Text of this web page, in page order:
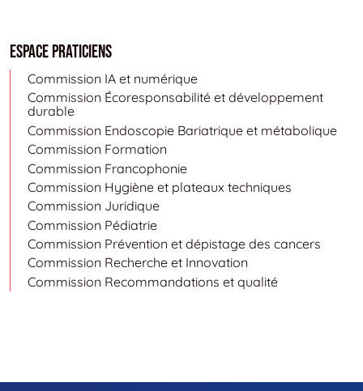
Espace Praticiens
Commission IA et numérique
Commission Écoresponsabilité et développement
durable
Commission Endoscopie Bariatrique et métabolique
Commission Formation
Commission Francophonie
Commission Hygiène et plateaux techniques
Commission Juridique
Commission Pédiatrie
Commission Prévention et dépistage des cancers
Commission Recherche et Innovation
Commission Recommandations et qualité